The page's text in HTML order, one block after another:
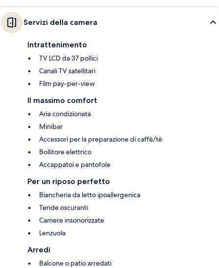
Servizi della camera
Intrattenimento
TV LCD da 37 pollici
Canali TV satellitari
Film pay-per-view
Il massimo comfort
Aria condizionata
Minibar
Accessori per la preparazione di caffè/tè
Bollitore elettrico
Accappatoi e pantofole
Per un riposo perfetto
Biancheria da letto ipoallergenica
Tende oscuranti
Camere insonorizzate
Lenzuola
Arredi
Balcone o patio arredati